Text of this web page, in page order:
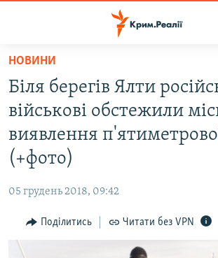
Перейти
основного
матеріалу
до
основної
Перейти
пошуку
НОВИНИ
ВОДА.КРИМ
ПОЛІТИКА
ПОГЛЯД
ІНТЕРВ'Ю
ВСЕ ЗА ДЕНЬ
НОВИНИ
Біля берегів Ялти
військові обстежили
виявлення
(+фото)
05 грудень 2018, 09:42
Поділитись Читати без VPN